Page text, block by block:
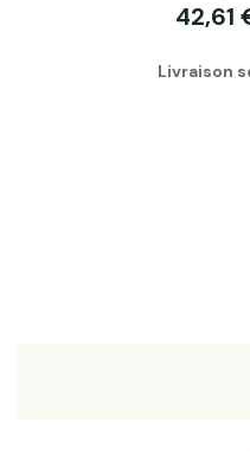
42,61
Livraison